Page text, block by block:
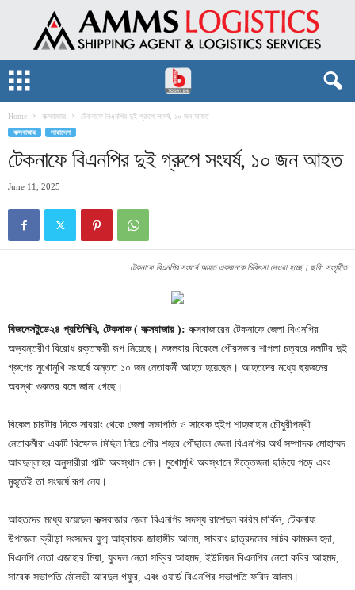
Home কক্সবাজার টেকনাফে বিএনপির দুই গ্রুপে সংঘর্ষ, ১০ জন আহত
কক্সবাজার সারাদেশ
টেকনাফে বিএনপির দুই গ্রুপে সংঘর্ষ, ১০ জন আহত
June 11, 2025
টেকনাফে বিএনপির সংঘর্ষে আহত একজনকে চিকিৎসা দেওয়া হচ্ছে। ছবি: সংগৃহীত
বিজনেসটুডে২৪ প্রতিনিধি, টেকনাফ ( কক্সবাজার ): কক্সবাজারের টেকনাফে জেলা বিএনপির
অভ্যন্তরীণ বিরোধ রক্তক্ষয়ী রূপ নিয়েছে। মঙ্গলবার বিকেলে পৌরসভার শাপলা চত্বরে দলটির দুই
গ্রুপের মুখোমুখি সংঘর্ষে অন্তত ১০ জন নেতাকর্মী আহত হয়েছেন। আহতদের মধ্যে ছয়জনের
অবস্থা গুরুতর বলে জানা গেছে।
বিকেল চারটার দিকে সাবরাং থেকে জেলা সভাপতি ও সাবেক হুইপ শাহজাহান চৌধুরীপন্থী
নেতাকর্মীরা একটি বিক্ষোভ মিছিল নিয়ে পৌর শহরে পৌঁছালে জেলা বিএনপির অর্থ সম্পাদক মোহাম্মদ
আবদুল্লাহর অনুসারীরা পাল্টা অবস্থান নেন। মুখোমুখি অবস্থানে উত্তেজনা ছড়িয়ে পড়ে এবং
মুহূর্তেই তা সংঘর্ষে রূপ নেয়।
আহতদের মধ্যে রয়েছেন কক্সবাজার জেলা বিএনপির সদস্য রাশেদুল করিম মার্কিন, টেকনাফ
উপজেলা ক্রীড়া সংসদের যুগ্ম আহ্বায়ক জাহাঙ্গীর আলম, সাবরাং ছাত্রদলের সচিব কামরুল হুদা,
বিএনপি নেতা এজাহার মিয়া, যুবদল নেতা সব্বির আহমদ, ইউনিয়ন বিএনপির নেতা কবির আহমদ,
সাবেক সভাপতি মৌলভী আবদুল গফুর, এবং ওয়ার্ড বিএনপির সভাপতি ফরিদ আলম।